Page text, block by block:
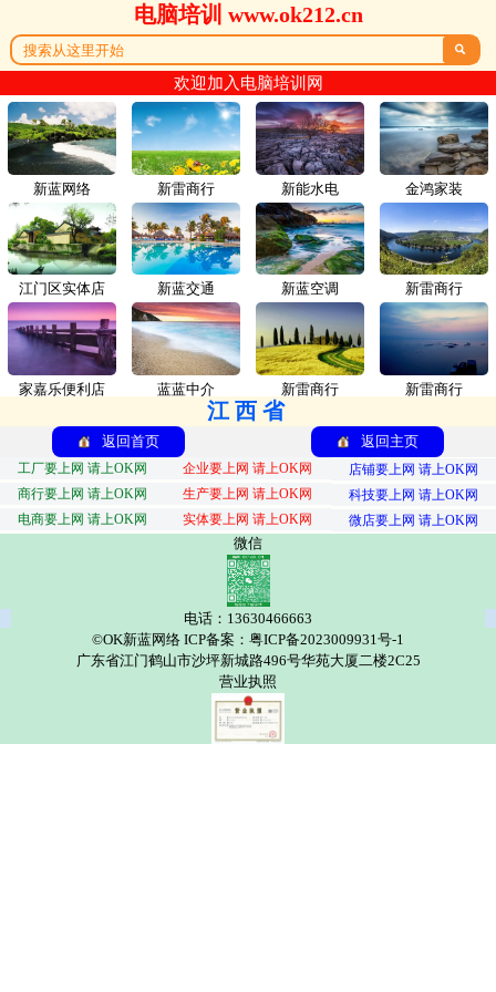
电脑培训 www.ok212.cn

欢迎加入电脑培训网
新蓝网络 新雷商行
江门区实体店 新蓝交通
家嘉乐便利店 蓝蓝中介
新能水电 金鸿家装
新蓝空调 新雷商行
新雷商行 新雷商行
江西省
返回首页 返回主页
工厂要上网 请上OK网 企业要上网 请上OK网
店铺要上网 请上OK网
商行要上网 请上OK网
生产要上网 请上OK网
科技要上网 请上OK网
电商要上网 请上OK网
实体要上网 请上OK网 微店要上网 请上OK网
微信
电话：13630466663
©OK新蓝网络 ICP备案：粤ICP备2023009931号-1
广东省江门鹤山市沙坪新城路496号华苑大厦二楼2C25
营业执照